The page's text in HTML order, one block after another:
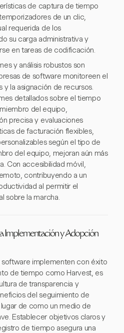
de captura de tiempo
de un clic,
requerida de los
su carga administrativa y
en tareas de codificación.
y análisis robustos son
de software monitoreen el
la asignación de recursos.
detallados sobre el tiempo
del equipo,
precisa y evaluaciones
de facturación flexibles,
según el tipo de
del equipo, mejoran aún más
Con accesibilidad móvil,
contribuyendo a un
al permitir el
sobre la marcha.
Implementación y Adopción
software implementen con éxito
de tiempo como Harvest, es
de transparencia y
del seguimiento de
de como un medio de
Establecer objetivos claros y
de tiempo asegura una